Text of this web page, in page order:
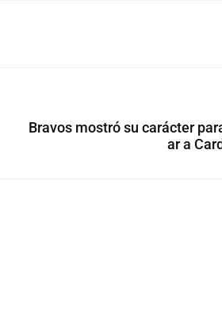
Bravos mostró su carácter
ar a